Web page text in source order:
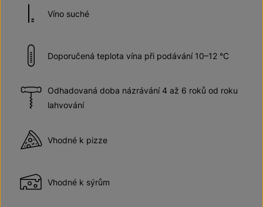
Víno suché
Doporučená teplota vína při podávání 10–12 °C
Odhadovaná doba názrávání 4 až 6 roků od roku
lahvování
Vhodné k pizze
Vhodné k sýrům